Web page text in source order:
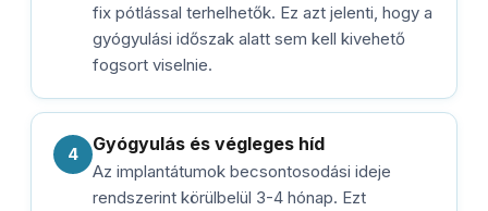
fix pótlással terhelhetők. Ez azt jelenti, hogy a
gyógyulási időszak alatt sem kell kivehető
fogsort viselnie.
4 Gyógyulás és végleges híd
Az implantátumok becsontosodási ideje
rendszerint körülbelül 3-4 hónap. Ezt